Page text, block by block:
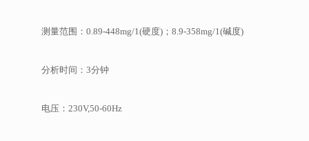
测量范围：0.89-448mg/1(硬度)；8.9-358mg/1(碱度)
分析时间：3分钟
电压：230V,50-60Hz